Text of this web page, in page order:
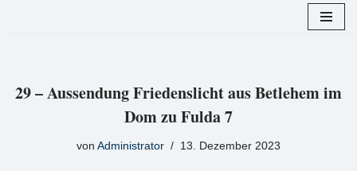
29 – Aussendung Friedenslicht aus Betlehem im
Dom zu Fulda 7
von Administrator 13. Dezember 2023